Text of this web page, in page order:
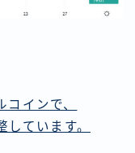
インで、
ています。